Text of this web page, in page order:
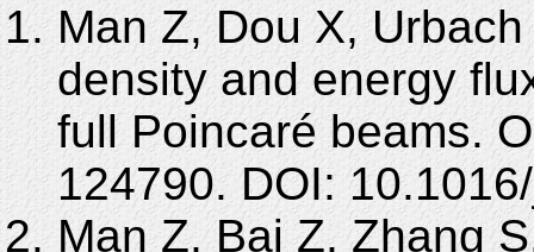
Man Z, Dou X,
density and energy
full Poincaré beams.
124790. DOI:
Man Z, Bai Z, Zhang